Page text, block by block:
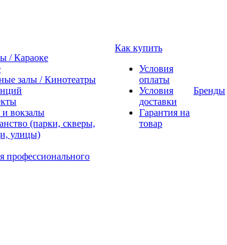
/ Караоке
залы / Кинотеатры
вокзалы
(парки, скверы,
улицы)
профессионального
Как купить
Условия
оплаты
Условия
доставки
Гарантия на
товар
Бренды